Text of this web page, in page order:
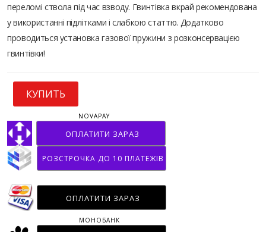
переломі ствола під час взводу. Гвинтівка вкрай рекомендована
у використанні підлітками і слабкою статтю. Додатково
проводиться установка газової пружини з розконсервацією
гвинтівки!
КУПИТЬ
ОПЛАТИТИ ЗАРАЗ
NOVAPAY
РОЗСТРОЧКА ДО 10 ПЛАТЕЖІВ
ОПЛАТИТИ ЗАРАЗ
МОНОБАНК